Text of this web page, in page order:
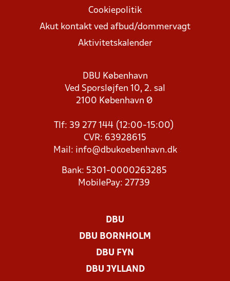
Cookiepolitik
Akut kontakt ved afbud/dommervagt
Aktivitetskalender
DBU København
Ved Sporsløjfen 10, 2. sal
2100 København Ø
Tlf: 39 277 144 (12:00-15:00)
CVR: 63928615
Mail: info@dbukoebenhavn.dk
Bank: 5301-0000263285
MobilePay: 27739
DBU
DBU BORNHOLM
DBU FYN
DBU JYLLAND